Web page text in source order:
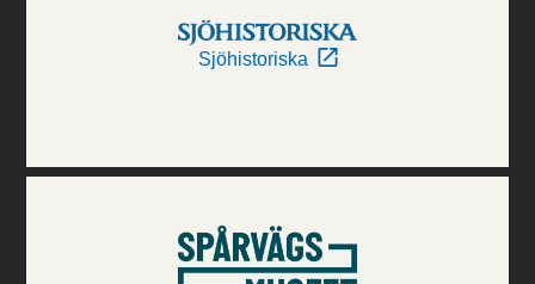
Sjöhistoriska